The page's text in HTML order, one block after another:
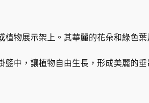
物展示架上。其華麗的花朵和綠色葉
中，讓植物自由生長，形成美麗的垂